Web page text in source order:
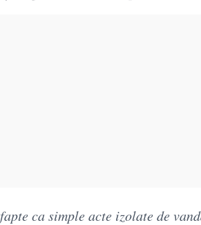
ca simple acte izolate de